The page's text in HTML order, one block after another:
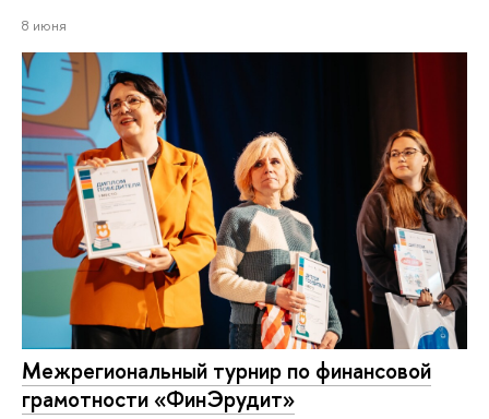
8 июня
Межрегиональный турнир по финансовой
грамотности «ФинЭрудит»